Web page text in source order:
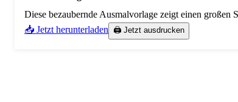
Diese bezaubernde Ausmalvorlage zeigt einen
📥 Jetzt herunterladen
🖨️ Jetzt ausdrucken